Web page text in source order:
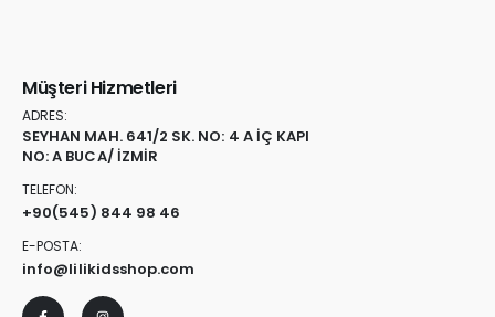
Müşteri Hizmetleri
ADRES:
SEYHAN MAH. 641/2 SK. NO: 4 A İÇ KAPI
NO: A BUCA/ İZMİR
TELEFON:
+90(545) 844 98 46
E-POSTA:
info@lilikidsshop.com